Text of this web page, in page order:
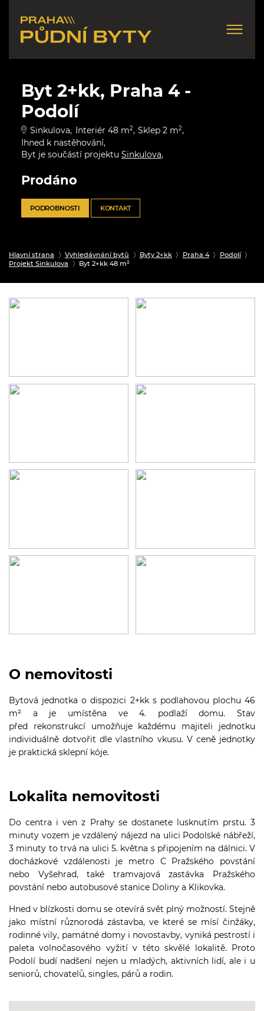
Hlavní strana Vyhledávnání bytů Byty 2+kk Praha 4
Podolí
Projekt Sinkulova
Byt 2+kk 48 m²
Byt 2+kk, Praha 4 -
Podolí
Sinkulova Interiér 48 m2 Sklep 2 m2
Ihned k nastěhování
Byt je součástí projektu Sinkulova
Prodáno
PODROBNOSTI KONTAKT
O nemovitosti
Bytová jednotka o dispozici 2+kk s podlahovou plochu 46
m² a je umístěna ve 4. podlaží domu. Stav
před rekonstrukcí umožňuje každému majiteli jednotku
individuálně dotvořit dle vlastního vkusu. V ceně jednotky
je praktická sklepní kóje.
Lokalita nemovitosti
Do centra i ven z Prahy se dostanete lusknutím prstu. 3
minuty vozem je vzdálený nájezd na ulici Podolské nábřeží,
3 minuty to trvá na ulici 5. května s připojením na dálnici. V
docházkové vzdálenosti je metro C Pražského povstání
nebo Vyšehrad, také tramvajová zastávka Pražského
povstání nebo autobusové stanice Doliny a Klikovka.
Hned v blízkosti domu se otevírá svět plný možností. Stejně
jako místní různorodá zástavba, ve které se mísí činžáky,
rodinné vily, památné domy i novostavby, vyniká pestrostí i
paleta volnočasového vyžití v této skvělé lokalitě. Proto
Podolí budí nadšení nejen u mladých, aktivních lidí, ale i u
seniorů, chovatelů, singles, párů a rodin.